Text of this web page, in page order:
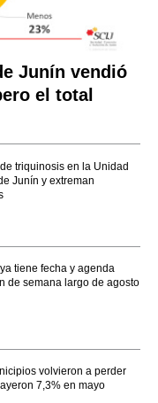
Junín vendió
el total
triquinosis en la Unidad
Junín y extreman
tiene fecha y agenda
de semana largo de agosto
volvieron a perder
7,3% en mayo